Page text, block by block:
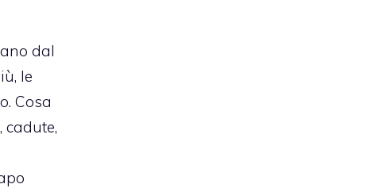
dal
le
Cosa
cadute,